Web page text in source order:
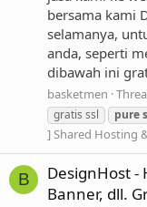
bersama kami
selamanya,
anda, seperti
dibawah ini
basketmen
gratis ssl
pure
] Shared Hosting
B
DesignHost -
Banner, dll.